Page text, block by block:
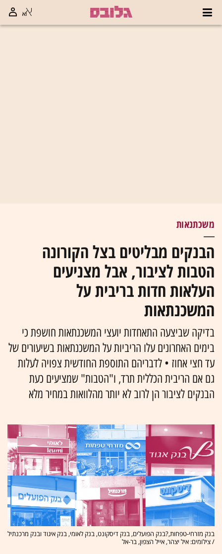
משכתנאות
הבנקים מבליטים בצל הקורונה
הטבות לציבור, אבל מצניעים
העלאות חדות בריבית על
המשכנתאות
בדיקה שביצעה התאחדות יועצי המשכנתאות חושפת כי
בימים האחרונים עלו הריביות על המשכנתאות בשיעורים של
עד חצי אחוז • לדבריהם התוספת החודשית צפויה לעלות
גם אם הריבית הכללית תרד, ו"הטבות" שמציעים כעת
הבנקים לציבור הן לרוב לא יותר מהלוואות במחיר מלא
בנק מזרחי-טפחות,?בנק הפועלים, בנק דיסקונט, בנק לאומי, בנק איגוד ובנק מרכנתיל
/ צילומים: איל יצהר, אייל הצפון, בר-אל